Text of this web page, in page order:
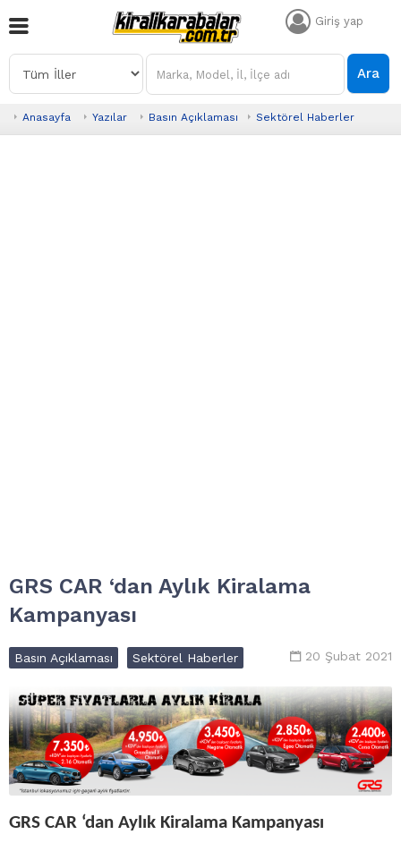
Giriş yap
Ara
Anasayfa Yazılar Basın Açıklaması Sektörel Haberler
GRS CAR ‘dan Aylık Kiralama
Kampanyası
20 Şubat 2021
Basın Açıklaması Sektörel Haberler
GRS CAR ‘dan Aylık Kiralama Kampanyası